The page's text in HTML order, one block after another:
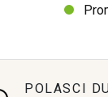
POLASCI